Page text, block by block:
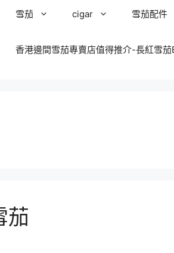
雪茄 cigar 雪茄配件
香港邊間雪茄專賣店值得推介-長紅雪茄
茄